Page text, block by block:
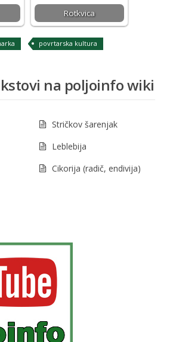
Rotkvica
povrtarska kultura
na poljoinfo wiki
Stričkov šarenjak
Leblebija
Cikorija (radič, endivija)